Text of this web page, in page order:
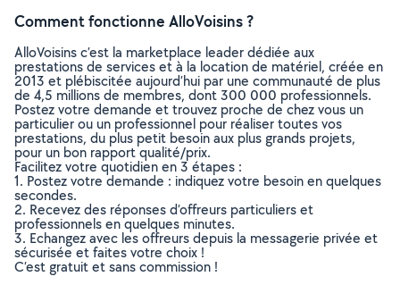
Comment fonctionne AlloVoisins ?
AlloVoisins c’est la marketplace leader dédiée aux
prestations de services et à la location de matériel, créée en
2013 et plébiscitée aujourd’hui par une communauté de plus
de 4,5 millions de membres, dont 300 000 professionnels.
Postez votre demande et trouvez proche de chez vous un
particulier ou un professionnel pour réaliser toutes vos
prestations, du plus petit besoin aux plus grands projets,
pour un bon rapport qualité/prix.
Facilitez votre quotidien en 3 étapes :
1. Postez votre demande : indiquez votre besoin en quelques
secondes.
2. Recevez des réponses d’offreurs particuliers et
professionnels en quelques minutes.
3. Echangez avec les offreurs depuis la messagerie privée et
sécurisée et faites votre choix !
C’est gratuit et sans commission !